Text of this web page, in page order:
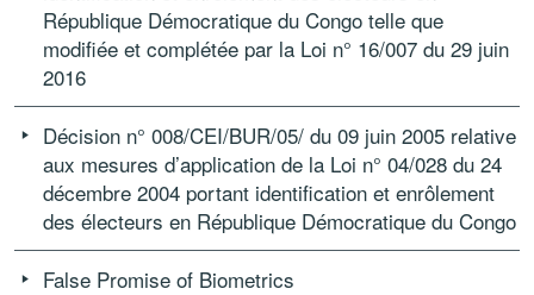
République Démocratique du Congo telle que
modifiée et complétée par la Loi n° 16/007 du 29 juin
2016
Décision n° 008/CEI/BUR/05/ du 09 juin 2005 relative
aux mesures d’application de la Loi n° 04/028 du 24
décembre 2004 portant identification et enrôlement
des électeurs en République Démocratique du Congo
False Promise of Biometrics